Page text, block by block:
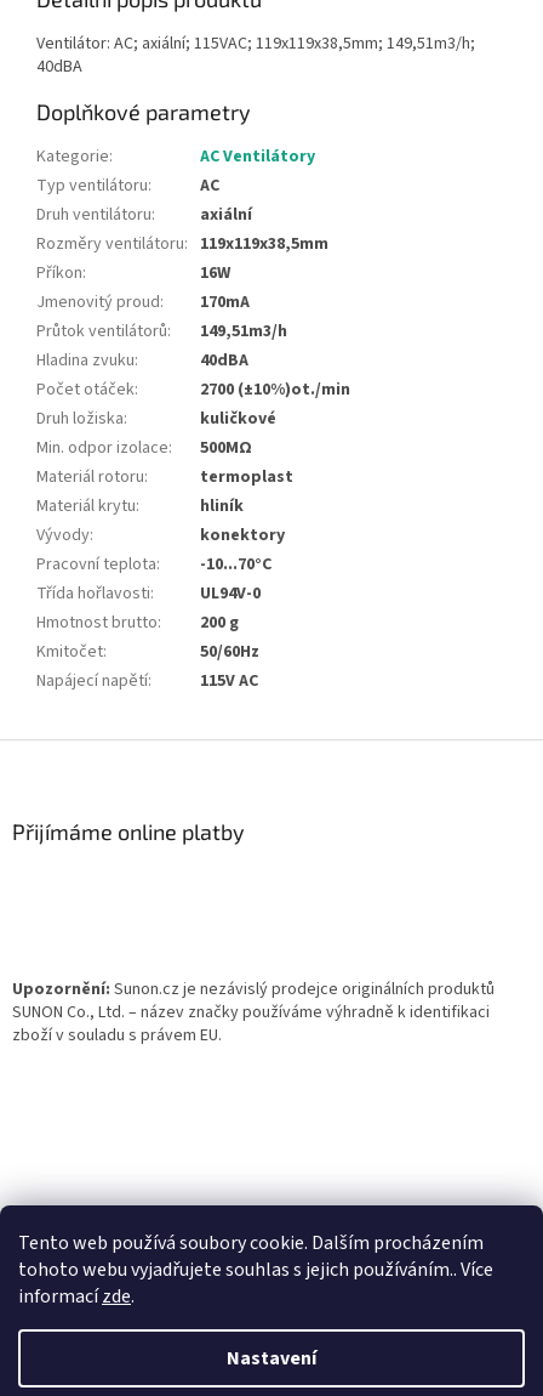
Tento web používá soubory cookie. Dalším procházením
tohoto webu vyjadřujete souhlas s jejich používáním.. Více
informacízde.
Nastavení
Ventilátor: AC; axiální; 115VAC; 119x119x38,5mm; 149,51m3/h;
40dBA
Doplňkové parametry
Kategorie:
AC Ventilátory
Typ ventilátoru:
AC
Druh ventilátoru:
axiální
Rozměry ventilátoru: 119x119x38,5mm
Příkon:
16W
Jmenovitý proud:
170mA
Průtok ventilátorů:
149,51m3/h
Hladina zvuku:
40dBA
Počet otáček:
2700 (±10%)ot./min
Druh ložiska:
kuličkové
Min. odpor izolace:
500MΩ
Materiál rotoru:
termoplast
Materiál krytu:
hliník
Vývody:
konektory
Pracovní teplota:
-10...70°C
Třída hořlavosti:
UL94V-0
Hmotnost brutto:
200 g
Kmitočet:
50/60Hz
Napájecí napětí: 115V AC
Přijímáme online platby
Upozornění: Sunon.cz je nezávislý prodejce originálních produktů
SUNON Co., Ltd. – název značky používáme výhradně k identifikaci
zboží v souladu s právem EU.